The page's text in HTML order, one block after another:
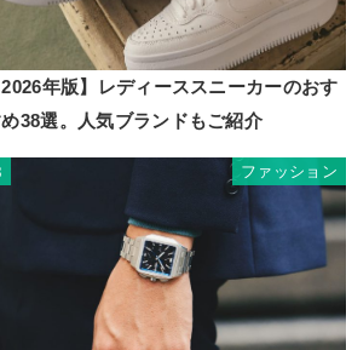
年版】レディーススニーカーのおす
38選。人気ブランドもご紹介
ファッション